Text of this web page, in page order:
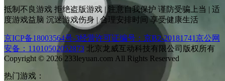
抵制不良游戏 拒绝盗版游戏 | 注意自我保护 谨防受骗上当 | 适
度游戏益脑 沉迷游戏伤身 | 合理安排时间 享受健康生活
京ICP备18003564号-3经营许可证编号：京B2-20181741京公网
安备：11010502052873 北京龙威互动科技有限公司版权所有
Copyright © 2026 233leyuan.com All Rights Reserved
热门游戏：